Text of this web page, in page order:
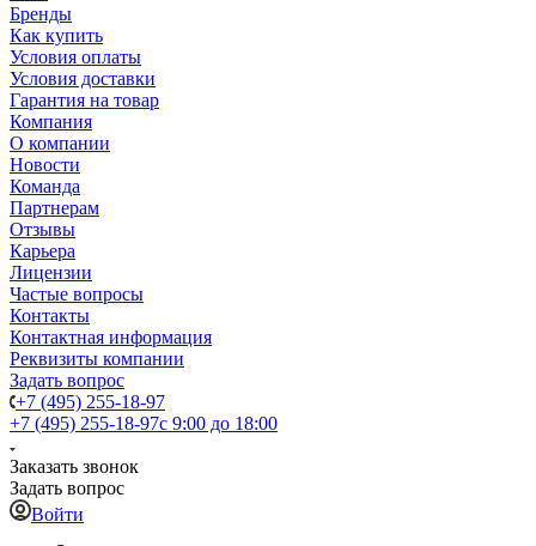
Бренды
Как купить
Условия оплаты
Условия доставки
Гарантия на товар
Компания
О компании
Новости
Команда
Партнерам
Отзывы
Карьера
Лицензии
Частые вопросы
Контакты
Контактная информация
Реквизиты компании
Задать вопрос
+7 (495) 255-18-97
+7 (495) 255-18-97с 9:00 до 18:00
Заказать звонок
Задать вопрос
Войти